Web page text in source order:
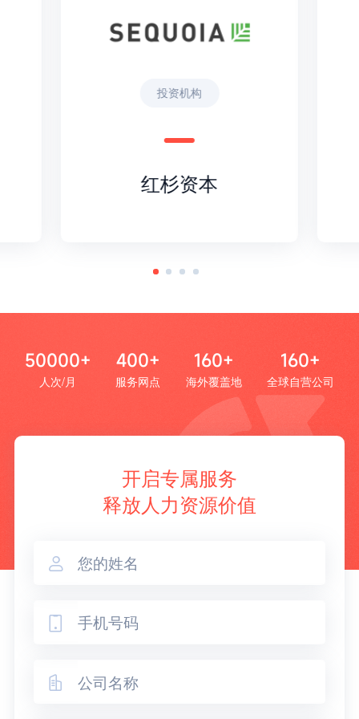
投资机构
红杉资本
50000+
人次/月
400+
服务网点
160+
海外覆盖地
160+
全球自营公司
开启专属服务
释放人力资源价值


